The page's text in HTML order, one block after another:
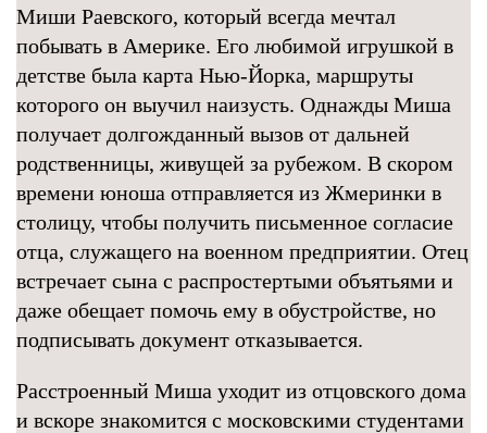
Миши Раевского, который всегда мечтал
побывать в Америке. Его любимой игрушкой в
детстве была карта Нью-Йорка, маршруты
которого он выучил наизусть. Однажды Миша
получает долгожданный вызов от дальней
родственницы, живущей за рубежом. В скором
времени юноша отправляется из Жмеринки в
столицу, чтобы получить письменное согласие
отца, служащего на военном предприятии. Отец
встречает сына с распростертыми объятьями и
даже обещает помочь ему в обустройстве, но
подписывать документ отказывается.
Расстроенный Миша уходит из отцовского дома
и вскоре знакомится с московскими студентами